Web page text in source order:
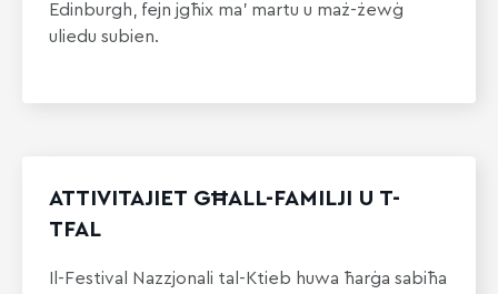
Edinburgh, fejn jgħix ma’ martu u maż-żewġ
uliedu subien.
ATTIVITAJIET GĦALL-FAMILJI U T-
TFAL
Il-Festival Nazzjonali tal-Ktieb huwa ħarġa sabiħa